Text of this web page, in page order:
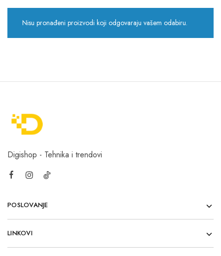
Nisu pronađeni proizvodi koji odgovaraju vašem odabiru.
Digishop - Tehnika i trendovi
POSLOVANJE
LINKOVI